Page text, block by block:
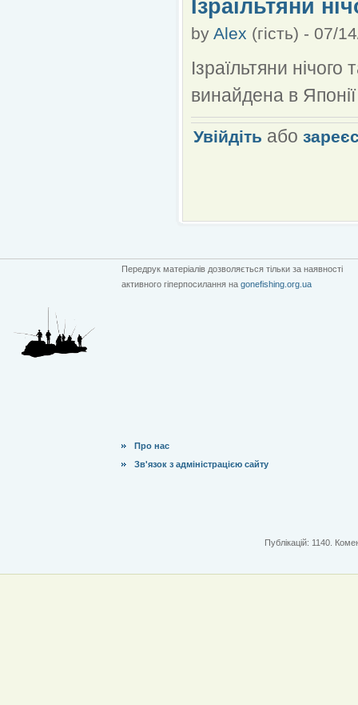
Ізраїльтяни
by Alex (гість) - 07/
Ізраїльтяни
винайдена в
Увійдіть або
Передрук матеріалів дозволяється тільки за наявності
активного гіперпосилання на gonefishing.org.ua
Про нас
Зв'язок з адміністрацією сайту
Публікацій: 1140.